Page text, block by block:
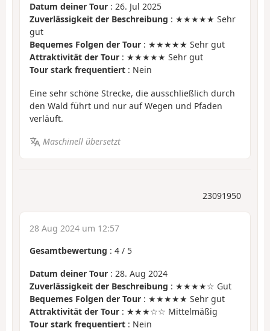
Datum deiner Tour : 26. Jul 2025
Zuverlässigkeit der Beschreibung : ★★★★★ Sehr
gut
Bequemes Folgen der Tour : ★★★★★ Sehr gut
Attraktivität der Tour : ★★★★★ Sehr gut
Tour stark frequentiert : Nein
Eine sehr schöne Strecke, die ausschließlich durch
den Wald führt und nur auf Wegen und Pfaden
verläuft.
Maschinell übersetzt
23091950
28 Aug 2024 um 12:57
Gesamtbewertung : 4 / 5
Datum deiner Tour : 28. Aug 2024
Zuverlässigkeit der Beschreibung : ★★★★☆ Gut
Bequemes Folgen der Tour : ★★★★★ Sehr gut
Attraktivität der Tour : ★★★☆☆ Mittelmäßig
Tour stark frequentiert : Nein